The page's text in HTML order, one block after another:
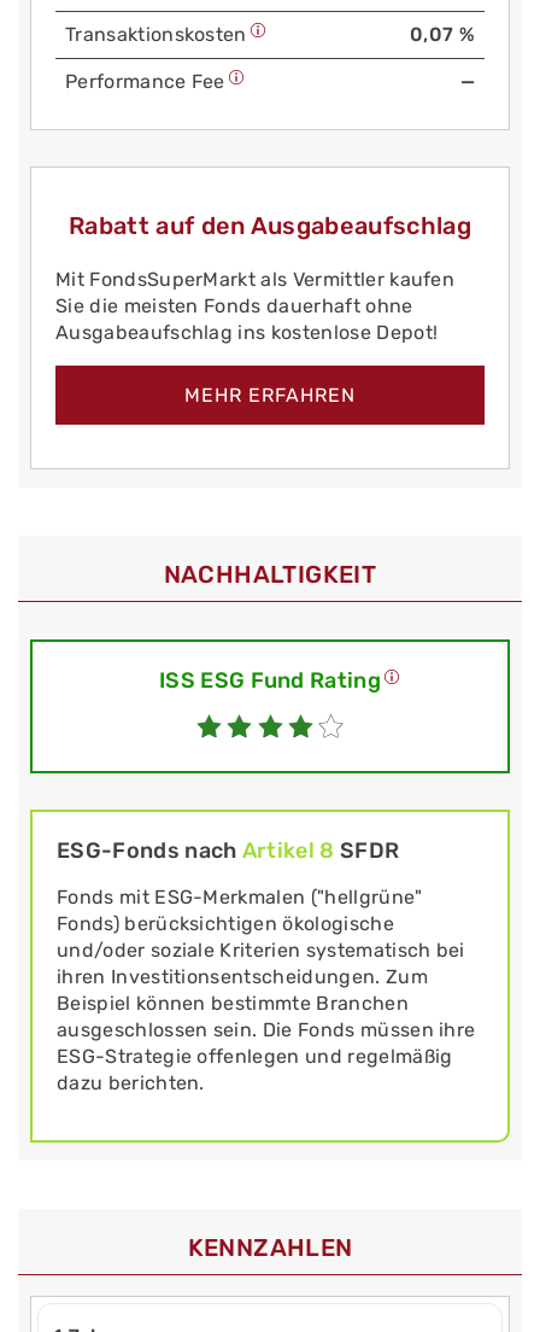
Trans­aktions­kosten 0,07 %
Performance Fee —
Rabatt auf den Ausgabeaufschlag
Mit FondsSuperMarkt als Vermittler kaufen
Sie die meisten Fonds dauerhaft ohne
Ausgabeaufschlag ins kostenlose Depot!
MEHR ERFAHREN
NACHHALTIGKEIT
ISS ESG Fund Rating
ESG-Fonds nach Artikel 8 SFDR
Fonds mit ESG-Merkmalen ("hellgrüne"
Fonds) berücksichtigen ökologische
und/oder soziale Kriterien systematisch bei
ihren Investitionsentscheidungen. Zum
Beispiel können bestimmte Branchen
ausgeschlossen sein. Die Fonds müssen ihre
ESG-Strategie offenlegen und regelmäßig
dazu berichten.
KENNZAHLEN